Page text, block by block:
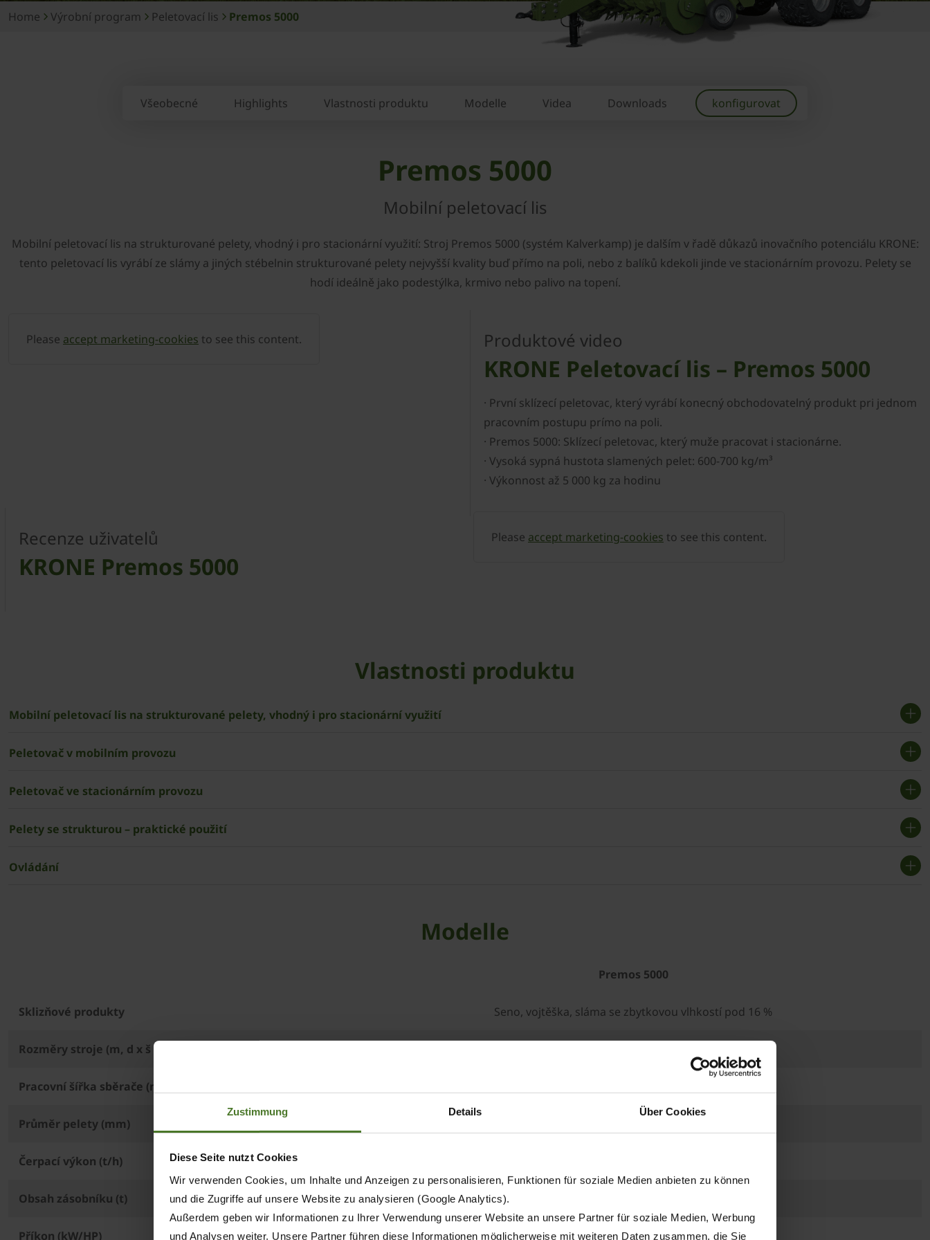
Zustimmung Details Über Cookies
Diese Seite nutzt Cookies
Wir verwenden Cookies, um Inhalte und Anzeigen zu personalisieren, Funktionen für soziale Medien anbieten zu können
und die Zugriffe auf unsere Website zu analysieren (Google Analytics).
Außerdem geben wir Informationen zu Ihrer Verwendung unserer Website an unsere Partner für soziale Medien, Werbung
und Analysen weiter. Unsere Partner führen diese Informationen möglicherweise mit weiteren Daten zusammen, die Sie
Home Výrobní program Peletovací lis Premos 5000
Všeobecné Highlights Vlastnosti produktu Modelle Videa Downloads konfigurovat
Premos 5000
Mobilní peletovací lis
Mobilní peletovací lis na strukturované pelety, vhodný i pro stacionární využití: Stroj Premos 5000 (systém Kalverkamp) je dalším v řadě důkazů inovačního potenciálu KRONE:
tento peletovací lis vyrábí ze slámy a jiných stébelnin strukturované pelety nejvyšší kvality buď přímo na poli, nebo z balíků kdekoli jinde ve stacionárním provozu. Pelety se
hodí ideálně jako podestýlka, krmivo nebo palivo na topení.
Please accept marketing-cookies to see this content. Produktové video
KRONE Peletovací lis – Premos 5000
· První sklízecí peletovac, který vyrábí konecný obchodovatelný produkt pri jednom
pracovním postupu prímo na poli.
· Premos 5000: Sklízecí peletovac, který muže pracovat i stacionárne.
· Vysoká sypná hustota slamených pelet: 600-700 kg/m³
· Výkonnost až 5 000 kg za hodinu
Recenze uživatelů
KRONE Premos 5000
Please accept marketing-cookies to see this content.
Vlastnosti produktu
Mobilní peletovací lis na strukturované pelety, vhodný i pro stacionární využití
Peletovač v mobilním provozu
Peletovač ve stacionárním provozu
Pelety se strukturou – praktické použití
Ovládání
Modelle
Premos 5000
Sklizňové produkty Seno, vojtěška, sláma se zbytkovou vlhkostí pod 16 %
Rozměry stroje (m, d x š x v)
Pracovní šířka sběrače (m)
Průměr pelety (mm)
Čerpací výkon (t/h)
Obsah zásobníku (t)
Příkon (kW/HP) 257 / 350